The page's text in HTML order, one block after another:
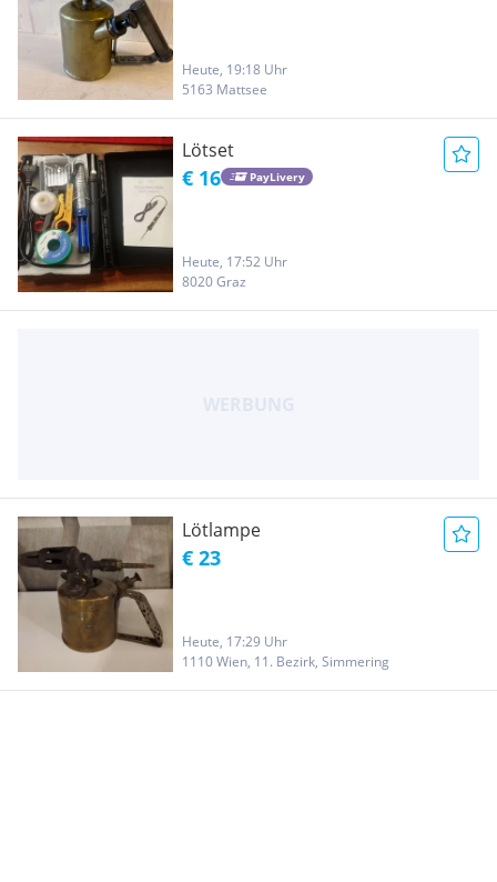
Heute, 19:18 Uhr
5163 Mattsee
Lötset
€ 16 PayLivery
Heute, 17:52 Uhr
8020 Graz
Lötlampe
€ 23
Heute, 17:29 Uhr
1110 Wien, 11. Bezirk, Simmering